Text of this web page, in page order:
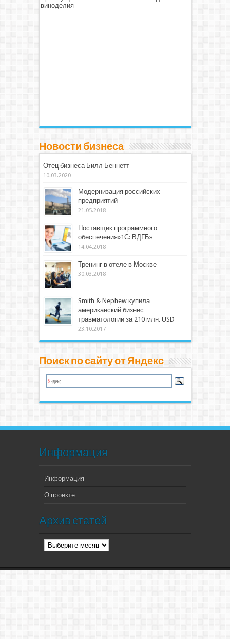
виноделия
Новости бизнеса
Отец бизнеса Билл Беннетт
10.03.2020
Модернизация российских
предприятий
21.05.2018
Поставщик программного
обеспечения»1С: ВДГБ»
14.04.2018
Тренинг в отеле в Москве
30.03.2018
Smith & Nephew купила
американский бизнес
травматологии за 210 млн. USD
23.10.2017
Поиск по сайту от Яндекс
Информация
Информация
О проекте
Архив статей
Архив
статей